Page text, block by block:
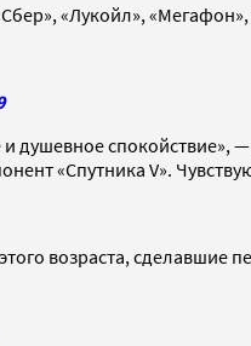
«Лукойл»,
душевное спокойствие»,
«Спутника V».
возраста, сделавшие